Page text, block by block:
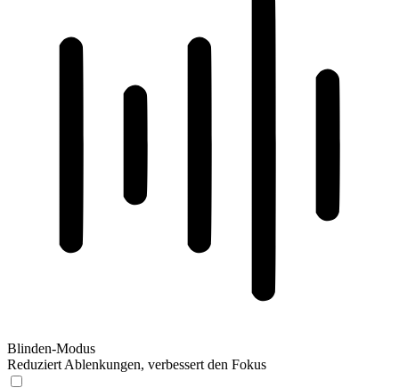
Blinden-Modus
Reduziert Ablenkungen, verbessert den Fokus